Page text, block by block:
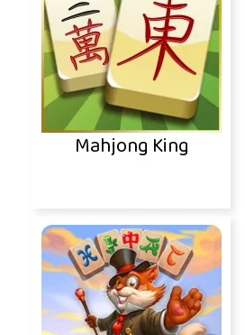
Mahjong King